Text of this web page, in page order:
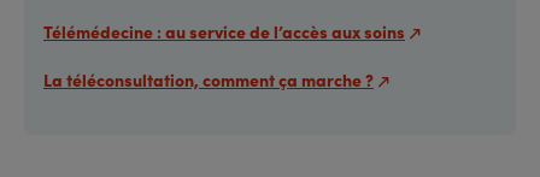
Télémédecine : au service de l’accès aux soins
La téléconsultation, comment ça marche ?